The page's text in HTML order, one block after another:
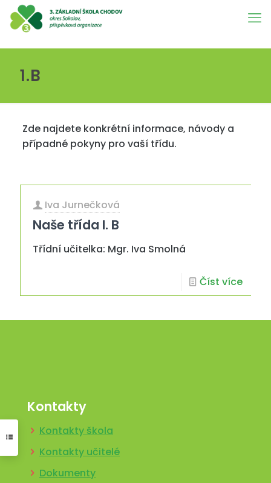
1.B
Zde najdete konkrétní informace, návody a
případné pokyny pro vaší třídu.
Iva Jurnečková
Naše třída I. B
Třídní učitelka: Mgr. Iva Smolná
Číst více
Kontakty
Kontakty škola
Kontakty učitelé
Dokumenty